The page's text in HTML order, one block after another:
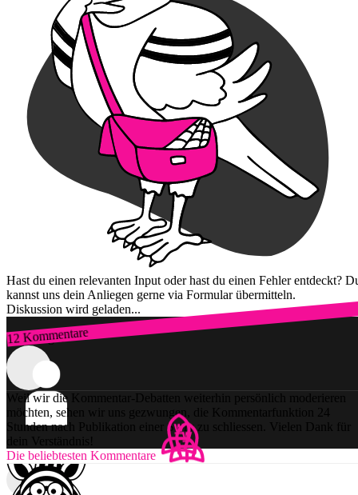
Hast du einen relevanten Input oder hast du einen Fehler entdeckt?
kannst uns dein Anliegen gerne via Formular übermitteln.
Diskussion wird geladen...
12 Kommentare
Zum Login
Weil wir die Kommentar-Debatten weiterhin persönlich moderieren
möchten, sehen wir uns gezwungen, die Kommentarfunktion 24
Stunden nach Publikation einer Story zu schliessen. Vielen Dank für
dein Verständnis!
Die beliebtesten Kommentare